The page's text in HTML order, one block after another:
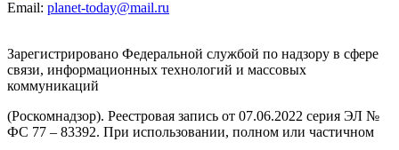
Email: planet-today@mail.ru
Зарегистрировано Федеральной службой по надзору в сфере
связи, информационных технологий и массовых
коммуникаций
(Роскомнадзор). Реестровая запись от 07.06.2022 серия ЭЛ №
ФС 77 – 83392. При использовании, полном или частичном